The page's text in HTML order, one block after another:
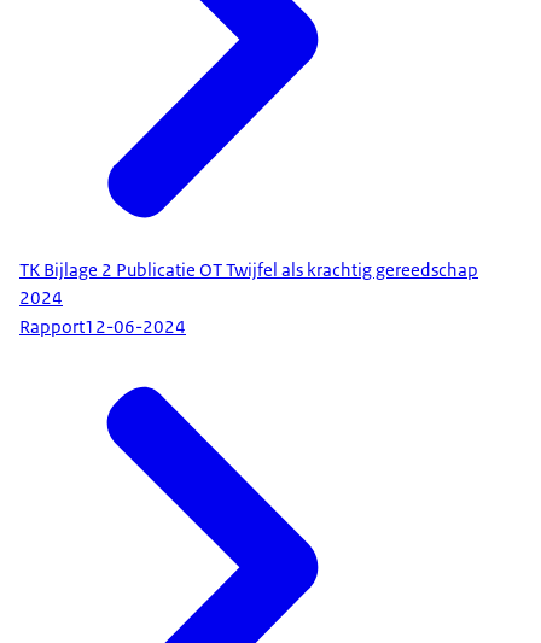
TK Bijlage 2 Publicatie OT Twijfel als krachtig gereedschap
2024
Rapport12-06-2024